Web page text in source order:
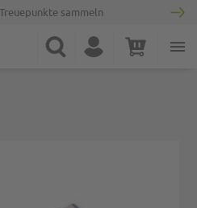
sammeln
Suche Konto Warenkorb